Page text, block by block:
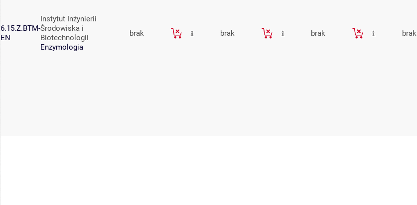
6.15.Z.BTM-
EN
Instytut Inżynierii
Środowiska i
Biotechnologii
Enzymologia
brak brak brak brak